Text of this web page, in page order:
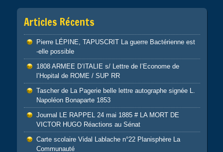
Articles Récents
Pierre LÉPINE, TAPUSCRIT La guerre Bactérienne est
-elle possible
1808 ARMEE D’ITALIE s/ Lettre de l’Econome de
l’Hopital de ROME / SUP RR
Tascher de La Pagerie belle lettre autographe signée L.
Napoléon Bonaparte 1853
Journal LE RAPPEL 24 mai 1885 # LA MORT DE
VICTOR HUGO Réactions au Sénat
Carte scolaire Vidal Lablache n°22 Planisphère La
Communauté